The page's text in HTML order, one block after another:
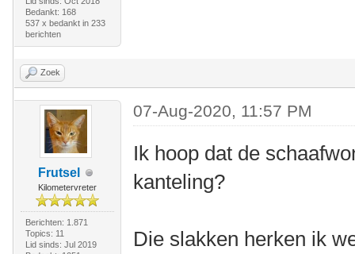
Bedankt: 168
537 x bedankt in 233
berichten
Zoek
Frutsel
Kilometervreter
Berichten: 1.871
Topics: 11
Lid sinds: Jul 2019
07-Aug-2020, 11:57 PM
Ik hoop dat de
kanteling?
Die slakken herken ik